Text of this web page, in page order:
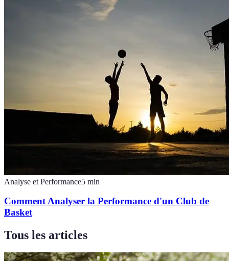
Analyse et Performance5 min
Comment Analyser la Performance d'un Club de
Basket
Tous les articles